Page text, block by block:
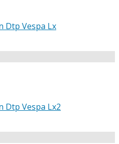
Dtp Vespa Lx
Dtp Vespa Lx2